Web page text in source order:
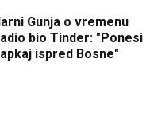
Gunja o vremenu
bio Tinder: "Ponesi
ispred Bosne"